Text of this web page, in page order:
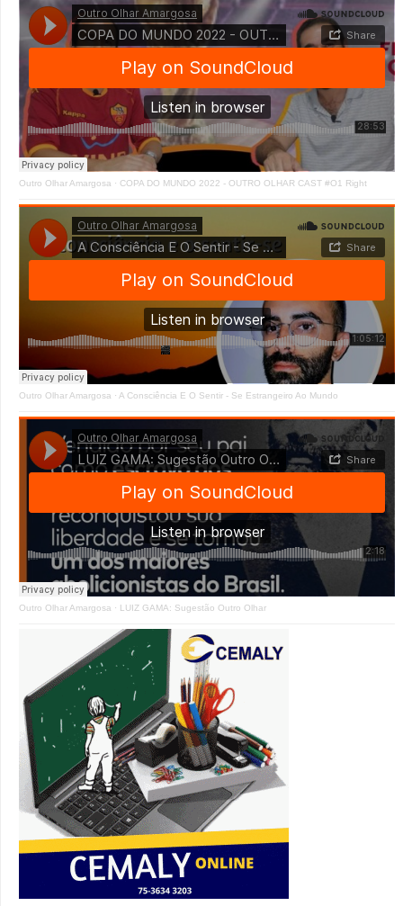
Outro Olhar Amargosa · COPA DO MUNDO 2022 - OUTRO OLHAR CAST #O1 Right
Outro Olhar Amargosa · A Consciência E O Sentir - Se Estrangeiro Ao Mundo
Outro Olhar Amargosa · LUIZ GAMA: Sugestão Outro Olhar